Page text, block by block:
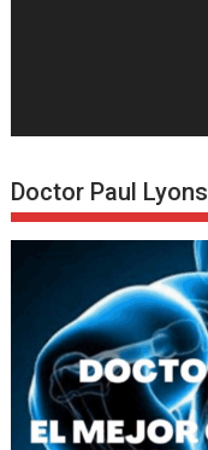
Doctor Paul Lyons